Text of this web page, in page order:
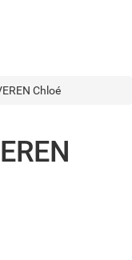
Chloé